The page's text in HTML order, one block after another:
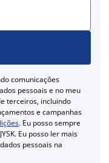
comunicações
pessoais e no meu
terceiros, incluindo
e campanhas
. Eu posso sempre
Eu posso ler mais
pessoais na